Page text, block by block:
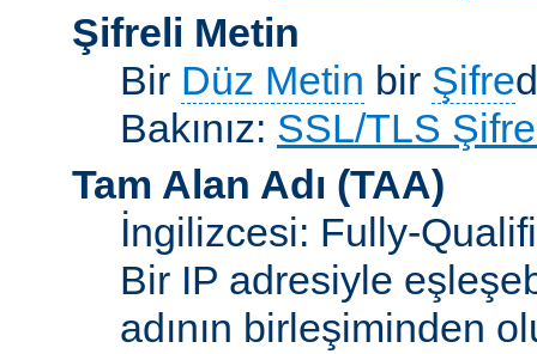
Şifreli Metin
Bir Düz Metin bir Şifre
Bakınız: SSL/TLS
Tam Alan Adı (TAA)
İngilizcesi: Fully-
Bir IP adresiyle
adının birleşiminden